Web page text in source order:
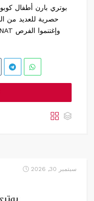
حصرية للعديد من
سبتمبر 30, 2026